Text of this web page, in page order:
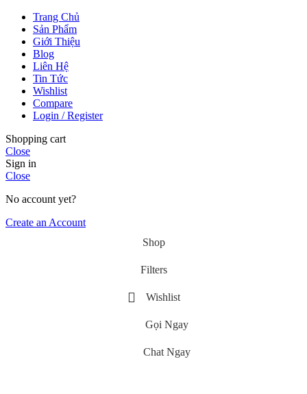
Trang Chủ
Sản Phẩm
Giới Thiệu
Blog
Liên Hệ
Tin Tức
Wishlist
Compare
Login / Register
Shopping cart
Close
Sign in
Close
No account yet?
Create an Account
Shop
Filters
Wishlist
Gọi Ngay
Chat Ngay